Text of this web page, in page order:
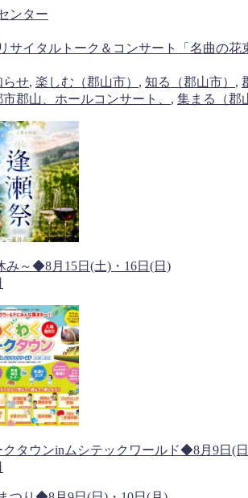
ンター
サイタルトーク＆コンサート「名曲の花
らせ, 楽しむ（郡山市） , 知る（郡山市） ,
郡山、ホールコンサート、 , 集まる（郡
み～◆8月15日(土)・16日(日)
クタウンinムシテックワールド◆8月9日(